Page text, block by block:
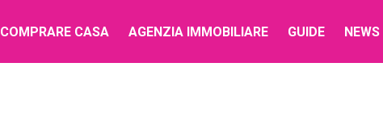
COMPRARE CASA AGENZIA IMMOBILIARE GUIDE NEWS